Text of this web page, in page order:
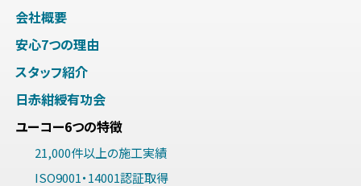
会社概要
安心7つの理由
スタッフ紹介
日赤紺綬有功会
ユーコー6つの特徴
21,000件以上の施工実績
ISO9001・14001認証取得